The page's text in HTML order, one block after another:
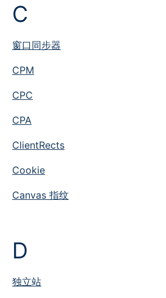
C
窗口同步器
CPM
CPC
CPA
ClientRects
Cookie
Canvas 指纹
D
独立站